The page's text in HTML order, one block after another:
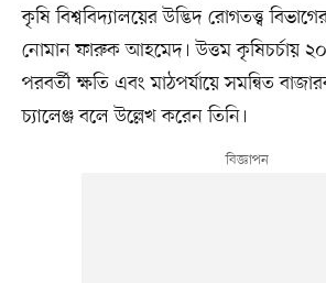
কৃষি বিশ্ববিদ্যালয়ের উদ্ভিদ রোগতত্ত্ব
নোমান ফারুক আহমেদ। উত্তম কৃষিচর্চায়
পরবর্তী ক্ষতি এবং মাঠপর্যায়ে সমন্বিত
চ্যালেঞ্জ বলে উল্লেখ করেন তিনি।